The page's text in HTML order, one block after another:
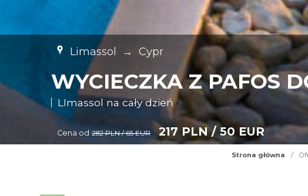
Limassol → Cypr
WYCIECZKA Z PAFOS
LImassol na cały dzień
Cena od 282 PLN / 65 EUR 217 PLN / 50 EUR
Strona główna /